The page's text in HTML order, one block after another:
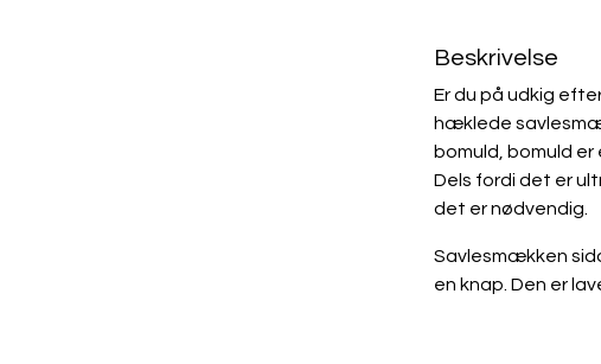
Beskrivelse
Er du på udkig
hæklede
bomuld, bomuld
Dels fordi det er
det er nødvendig.
Savlesmækken
en knap. Den er